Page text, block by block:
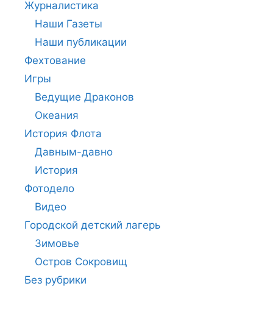
Журналистика
Наши Газеты
Наши публикации
Фехтование
Игры
Ведущие Драконов
Океания
История Флота
Давным-давно
История
Фотодело
Видео
Городской детский лагерь
Зимовье
Остров Сокровищ
Без рубрики